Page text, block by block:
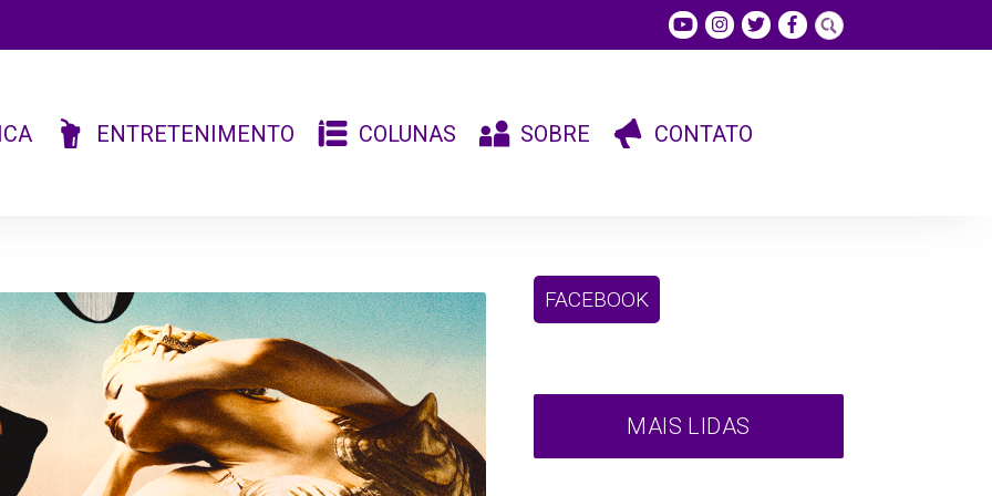
ENTRETENIMENTO COLUNAS SOBRE CONTATO
FACEBOOK
MAIS LIDAS